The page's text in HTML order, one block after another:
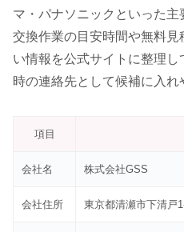
マ・パナソニックといった主
交換作業の目安時間や無料
い情報を公式サイトに整理
時の連絡先として候補に入れ
項目
会社名 株式会社GSS
会社住所 東京都清瀬市下清戸